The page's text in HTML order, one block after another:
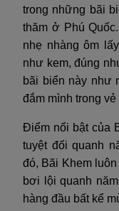
trong những bãi
thăm ở Phú
nhẹ nhàng ôm
như kem, đúng
bãi biển này như
đắm mình trong
Điểm nổi bật của
tuyệt đối quanh
đó, Bãi Khem
bơi lội quanh
hàng đầu bất kể